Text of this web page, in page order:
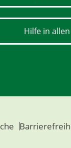
Hilfe in